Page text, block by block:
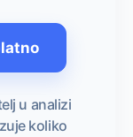
u analizi
koliko